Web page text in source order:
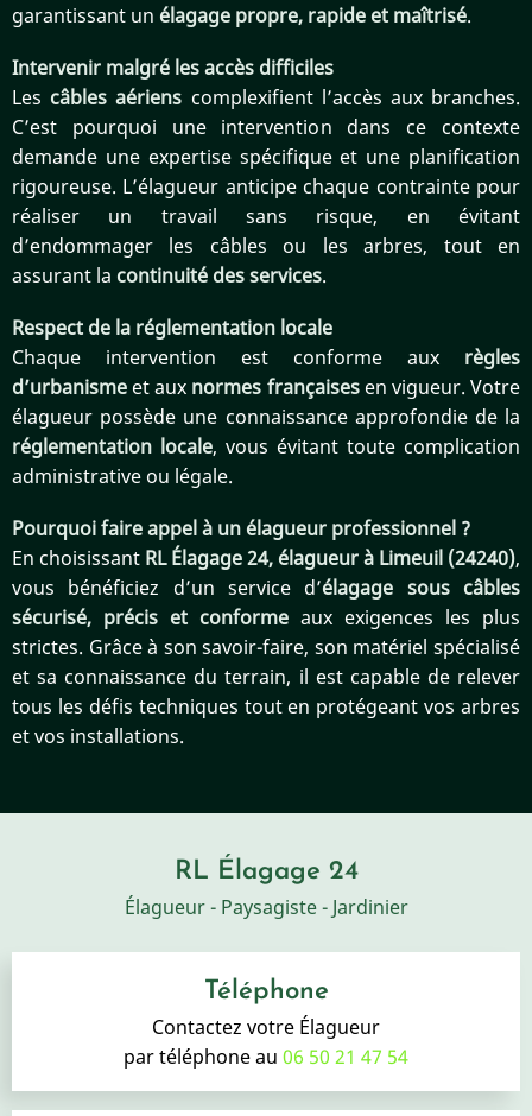
garantissant un élagage propre, rapide et maîtrisé.
Intervenir malgré les accès difficiles
Les câbles aériens complexifient l’accès aux branches.
C’est pourquoi une intervention dans ce contexte
demande une expertise spécifique et une planification
rigoureuse. L’élagueur anticipe chaque contrainte pour
réaliser un travail sans risque, en évitant
d’endommager les câbles ou les arbres, tout en
assurant la continuité des services.
Respect de la réglementation locale
Chaque intervention est conforme aux règles
d’urbanisme et aux normes françaisesen vigueur. Votre
élagueur possède une connaissance approfondie de la
réglementation locale, vous évitant toute complication
administrative ou légale.
Pourquoi faire appel à un élagueur professionnel ?
En choisissant RL Élagage 24, élagueur à Limeuil (24240),
vous bénéficiez d’un service d’élagage sous câbles
sécurisé, précis et conforme aux exigences les plus
strictes. Grâce à son savoir-faire, son matériel spécialisé
et sa connaissance du terrain, il est capable de relever
tous les défis techniques tout en protégeant vos arbres
et vos installations.
RL Élagage 24
Élagueur - Paysagiste - Jardinier
Téléphone
Contactez votre Élagueur
par téléphone au 06 50 21 47 54